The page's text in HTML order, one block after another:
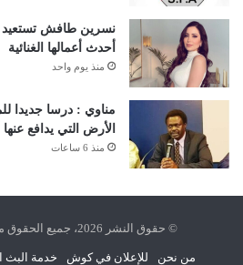
نسرين طافش تستعيد
أحدث أعمالها الغنائية
منذ يوم واحد
مناوي : درسا جديدا
الأرض التي يدافع
منذ 6 ساعات
© حقوق النشر 2026، جميع الحقوق محفوظة | كوش نيوز
من نحن للإعلان في كوش خدمة البث